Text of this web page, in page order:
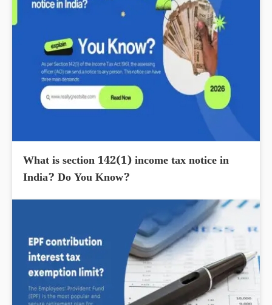
What is section 142(1) income tax notice in
India? Do You Know?